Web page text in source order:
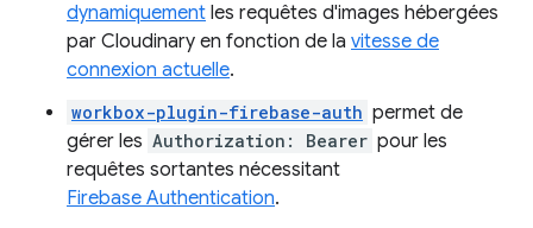
dynamiquement les requêtes d'images hébergées
par Cloudinary en fonction de la vitesse de
connexion actuelle.
workbox-plugin-firebase-auth permet de
gérer les Authorization: Bearer pour les
requêtes sortantes nécessitant
Firebase Authentication.